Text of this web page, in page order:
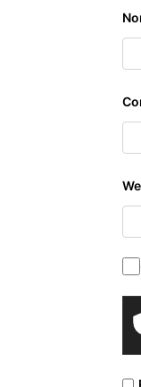
e
m
r
t
,
T
l
i